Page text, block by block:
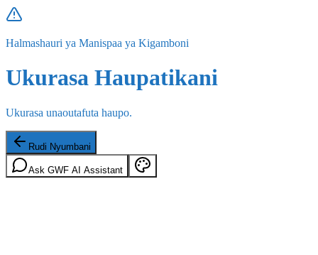
Halmashauri ya Manispaa ya Kigamboni
Ukurasa Haupatikani
Ukurasa unaoutafuta haupo.
Rudi Nyumbani
Ask GWF AI Assistant